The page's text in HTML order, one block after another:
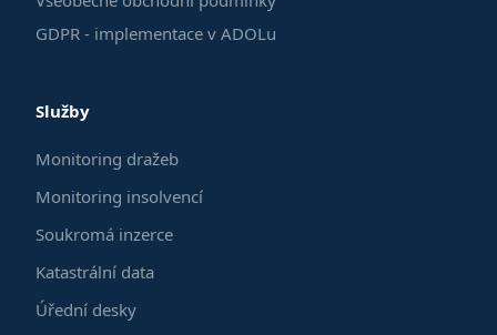
GDPR - implementace v ADOLu
Služby
Monitoring dražeb
Monitoring insolvencí
Soukromá inzerce
Katastrální data
Úřední desky